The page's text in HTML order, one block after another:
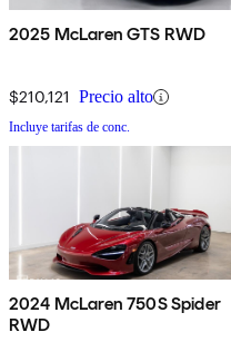
2025 McLaren GTS RWD
$210,121 Precio alto
Incluye tarifas de conc.
2024 McLaren 750S Spider
RWD